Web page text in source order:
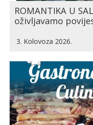
ROMANTIKA U
oživljavamo
3. Kolovoza 2026.